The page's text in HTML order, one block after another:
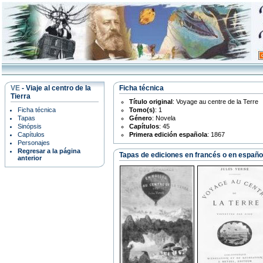
VE - Viaje al centro de la
Tierra
Ficha técnica
Tapas
Sinópsis
Capítulos
Personajes
Regresar a la página
anterior
Ficha técnica
Título original: Voyage au centre de la Terre
Tomo(s): 1
Género: Novela
Capítulos: 45
Primera edición española: 1867
Tapas de ediciones en francés o en